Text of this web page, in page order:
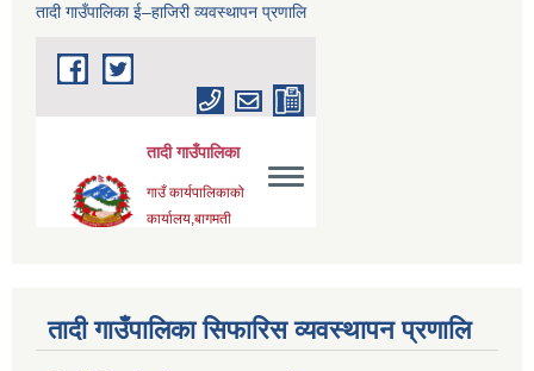
तादी गाउँपालिका ई–हाजिरी व्यवस्थापन प्रणालि
तादी गाउँपालिका सिफारिस व्यवस्थापन प्रणालि